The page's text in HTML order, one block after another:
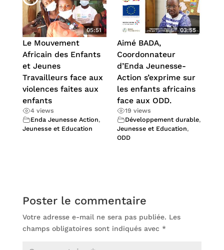
05:51
Le Mouvement
Africain des Enfants
et Jeunes
Travailleurs face aux
violences faites aux
enfants
4 views
Enda Jeunesse Action,
Jeunesse et Education
03:55
Aimé BADA,
Coordonnateur
d’Enda Jeunesse-
Action s’exprime sur
les enfants africains
face aux ODD.
19 views
Développement durable,
Jeunesse et Education,
ODD
Poster le commentaire
Votre adresse e-mail ne sera pas publiée. Les
champs obligatoires sont indiqués avec *